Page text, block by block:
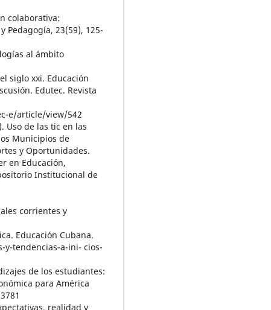
colaborativa:
Pedagogía, 23(59), 125-
al ámbito
siglo xxi. Educación
Edutec. Revista
e/article/view/542
Uso de las tic en las
Municipios de
y Oportunidades.
en Educación,
Institucional de
corrientes y
Educación Cubana.
tendencias-a-ini- cios-
de los estudiantes:
para América
realidad y